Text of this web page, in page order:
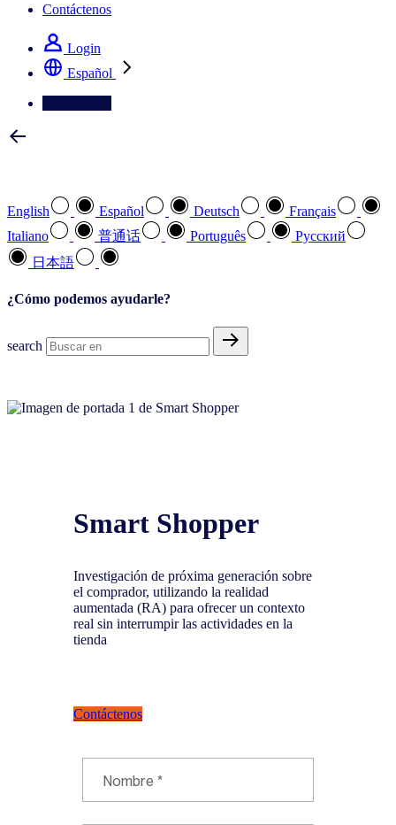
Contáctenos
Login
Español
English Español Deutsch
Français
Italiano
普通话 Português
Pусский
日本語
¿Cómo podemos ayudarle?
search
Smart Shopper
Investigación de próxima generación sobre
el comprador, utilizando la realidad
aumentada (RA) para ofrecer un contexto
real sin interrumpir las actividades en la
tienda
Contáctenos